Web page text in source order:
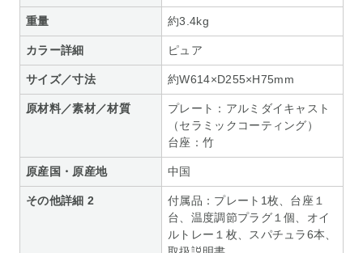
重量 約3.4kg
カラー詳細 ピュア
サイズ／寸法 約W614×D255×H75mm
原材料／素材／材質
プレート：アルミダイキャスト
（セラミックコーティング）
台座：竹
原産国・原産地 中国
その他詳細 2
付属品：プレート1枚、台座１
台、温度調節プラグ１個、オイ
ルトレー１枚、スパチュラ6本、